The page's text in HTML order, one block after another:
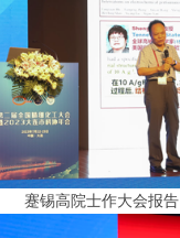
蹇锡高院士作大会报告